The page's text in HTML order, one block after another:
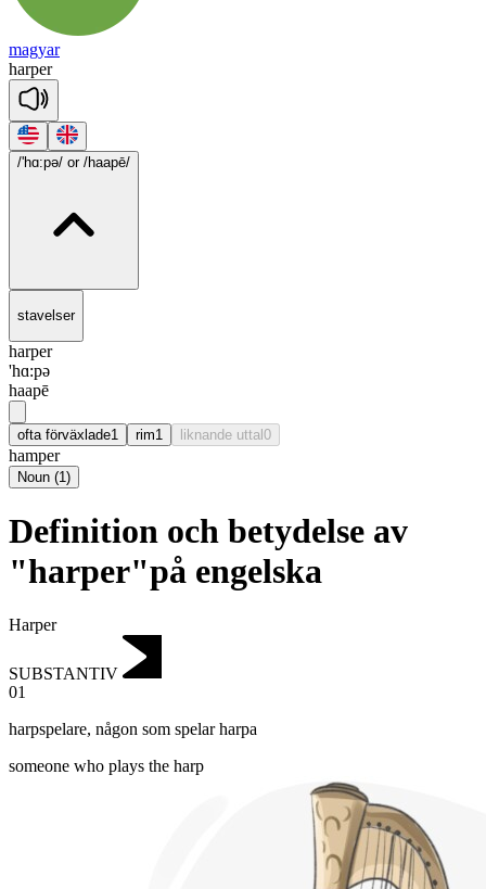
magyar
harper
/'hɑ:pə/ or /haapē/
stavelser
harper
'hɑ:pə
haapē
ofta förväxlade1 rim1 liknande uttal0
hamper
Noun (1)
Definition och betydelse av
"harper"på engelska
Harper
SUBSTANTIV
01
harpspelare, någon som spelar harpa
someone who plays the harp